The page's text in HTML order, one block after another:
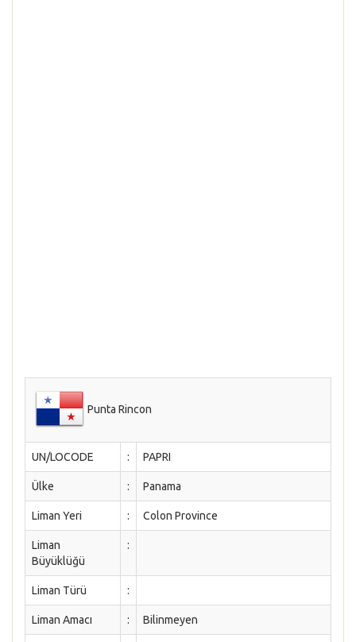
Punta Rincon
UN/LOCODE : PAPRI
Ülke : Panama
Liman Yeri : Colon Province
Liman
Büyüklüğü
:
Liman Türü :
Liman Amacı : Bilinmeyen